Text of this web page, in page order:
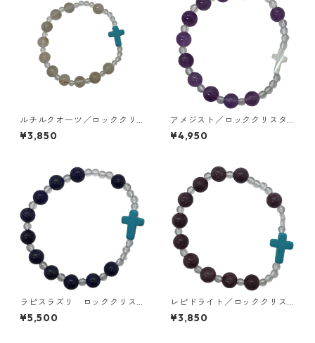
ルチルクオーツ／ロッククリ
スタル／練ターコイズ 16cm
手編みロザリオブレスレット
¥3,850
アメジスト／ロッククリスタ
ル／マザーパール 16cm 手編
みロザリオブレスレット／聖
¥4,950
ラピスラズリ ロッククリス
タル 練ターコイズ 手編み
ロザリオブレスレット／聖パ
¥5,500
レピドライト／ロッククリス
タル／練ターコイズ 16cm 手
編みロザリオブレスレット／
¥3,850